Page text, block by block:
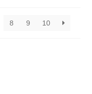
8 9 10